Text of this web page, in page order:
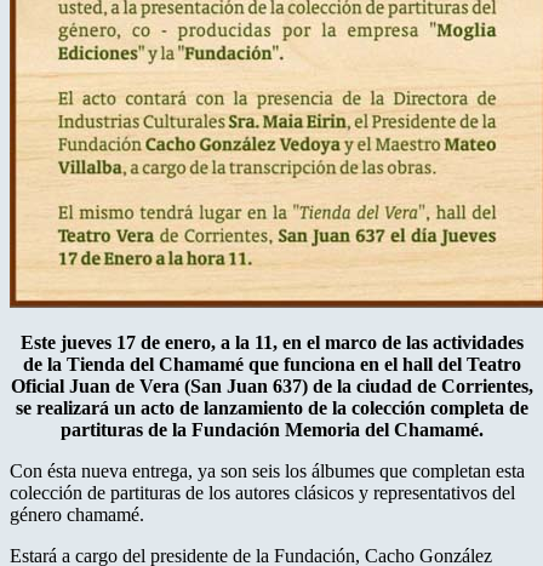
Este jueves 17 de enero, a la 11, en el marco de las actividades
de la Tienda del Chamamé que funciona en el hall del Teatro
Oficial Juan de Vera (San Juan 637) de la ciudad de Corrientes,
se realizará un acto de lanzamiento de la colección completa de
partituras de la Fundación Memoria del Chamamé.
Con ésta nueva entrega, ya son seis los álbumes que completan esta
colección de partituras de los autores clásicos y representativos del
género chamamé.
Estará a cargo del presidente de la Fundación, Cacho González